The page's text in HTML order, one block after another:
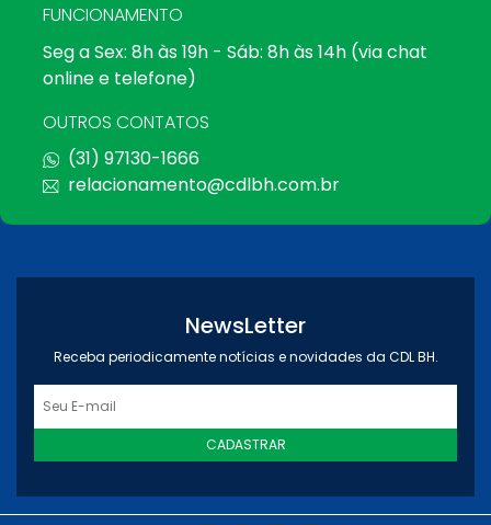
FUNCIONAMENTO
Seg a Sex: 8h às 19h - Sáb: 8h às 14h (via chat
online e telefone)
OUTROS CONTATOS
(31) 97130-1666
relacionamento@cdlbh.com.br
NewsLetter
Receba periodicamente notícias e novidades da CDL BH.
CADASTRAR